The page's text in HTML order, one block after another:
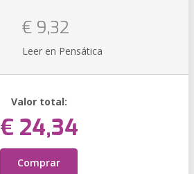
€ 9,32
Leer en Pensática
Valor total:
€ 24,34
Comprar